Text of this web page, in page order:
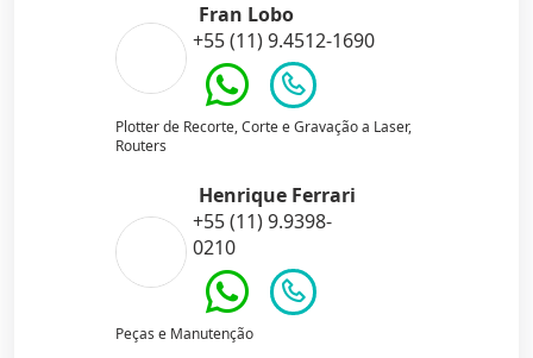
Fran Lobo
+55 (11) 9.4512-1690
Plotter de Recorte, Corte e Gravação a Laser,
Routers
Henrique Ferrari
+55 (11) 9.9398-
0210
Peças e Manutenção